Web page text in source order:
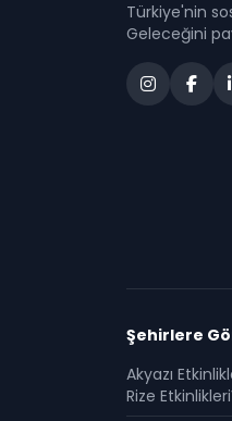
Türkiye'nin
Geleceğini
Şehirlere
Akyazı
Rize Etkinlikleri